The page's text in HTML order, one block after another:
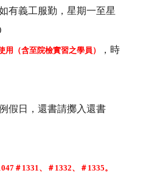
有義工服勤，星期一至星
（含至院檢實習之學員） ，時
假日，還書請擲入還書
＃1331、＃1332、＃1335。